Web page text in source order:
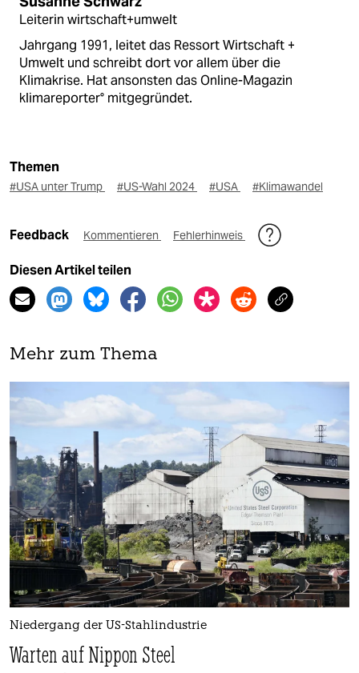
Leiterin wirtschaft+umwelt
Jahrgang 1991, leitet das Ressort Wirtschaft +
Umwelt und schreibt dort vor allem über die
Klimakrise. Hat ansonsten das Online-Magazin
klimareporter° mitgegründet.
Themen
#USA unter Trump #US-Wahl 2024 #USA #Klimawandel
Feedback Kommentieren Fehlerhinweis
Diesen Artikel teilen
Mehr zum Thema
Niedergang der US-Stahlindustrie
Warten auf Nippon Steel